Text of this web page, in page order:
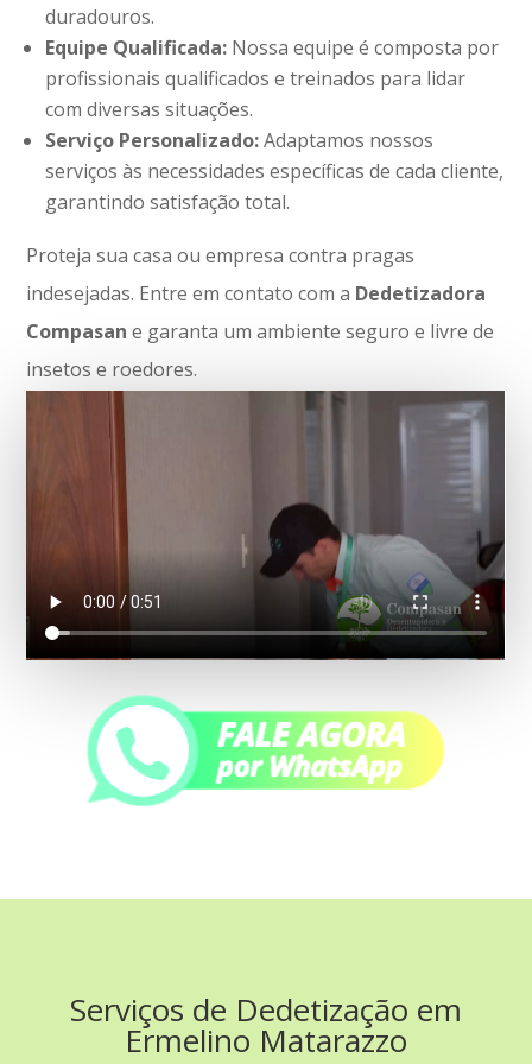
duradouros.
Equipe Qualificada: Nossa equipe é composta por
profissionais qualificados e treinados para lidar
com diversas situações.
Serviço Personalizado:Adaptamos nossos
serviços às necessidades específicas de cada cliente,
garantindo satisfação total.
Proteja sua casa ou empresa contra pragas
indesejadas. Entre em contato com a Dedetizadora
Compasan e garanta um ambiente seguro e livre de
insetos e roedores.
Serviços de Dedetização em
Ermelino Matarazzo